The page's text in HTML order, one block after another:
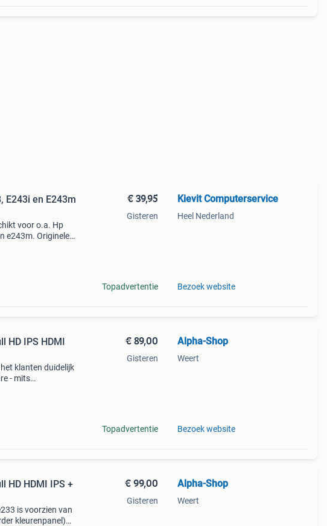
E243i en E243m
voor o.a. Hp
e243m. Originele
€ 39,95
Gisteren
Topadvertentie
Kievit Computerservice
Heel Nederland
Bezoek website
HD IPS HDMI
klanten duidelijk
- mits
€ 89,00
Gisteren
Topadvertentie
Alpha-Shop
Weert
Bezoek website
HD HDMI IPS +
is voorzien van
kleurenpanel)
€ 99,00
Gisteren
Alpha-Shop
Weert